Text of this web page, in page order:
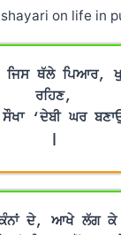
on life in
ਜਿਸ ਥੱਲੇ ਪਿਆਰ,
ਰਹਿਣ,
ਸੌਖਾ ‘ਦੇਬੀ ਘਰ
ਦੇ, ਆਖੇ ਲੱਗ ਕੇ